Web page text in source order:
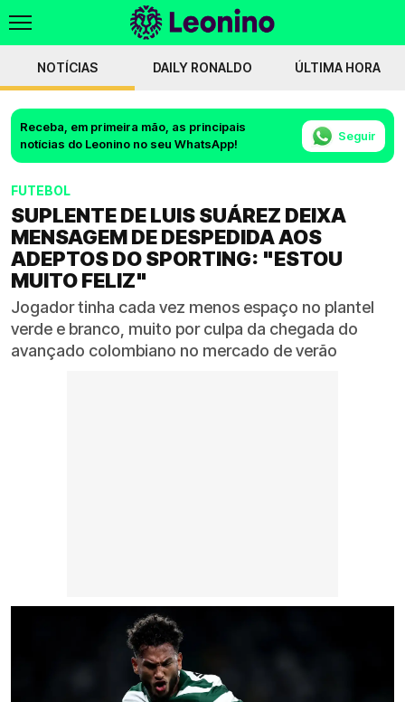
NOTÍCIAS DAILY RONALDO ÚLTIMA HORA
Receba, em primeira mão, as principais
notícias do Leonino no seu WhatsApp!
Seguir
FUTEBOL
SUPLENTE DE LUIS SUÁREZ DEIXA
MENSAGEM DE DESPEDIDA AOS
ADEPTOS DO SPORTING: "ESTOU
MUITO FELIZ"
Jogador tinha cada vez menos espaço no plantel
verde e branco, muito por culpa da chegada do
avançado colombiano no mercado de verão